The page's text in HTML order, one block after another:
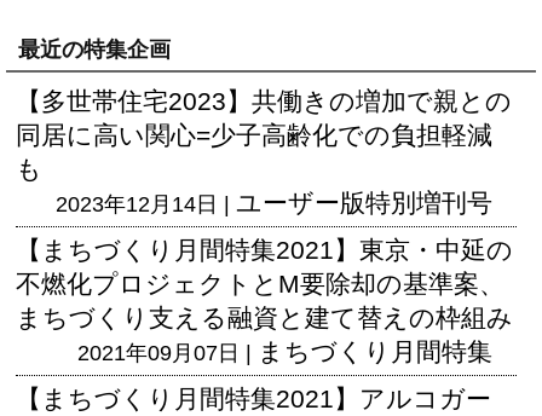
最近の特集企画
【多世帯住宅2023】共働きの増加で親との
同居に高い関心=少子高齢化での負担軽減
も
2023年12月14日 | ユーザー版特別増刊号
【まちづくり月間特集2021】東京・中延の
不燃化プロジェクトとM要除却の基準案、
まちづくり支える融資と建て替えの枠組み
2021年09月07日 | まちづくり月間特集
【まちづくり月間特集2021】アルコガー